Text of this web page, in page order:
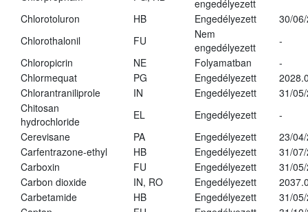
engedélyezett
Chlorotoluron
HB Engedélyezett
30/
Chlorothalonil
FU
Nem
engedélyezett
-
Chloropicrin
NE Folyamatban
-
Chlormequat
PG Engedélyezett
Chlorantraniliprole
IN Engedélyezett
31/
Chitosan
hydrochloride
EL Engedélyezett
-
Cerevisane
PA Engedélyezett
23/
Carfentrazone-ethyl
HB Engedélyezett
31/
Carboxin
FU Engedélyezett
31/
Carbon dioxide
IN, RO Engedélyezett
Carbetamide
HB Engedélyezett
31/